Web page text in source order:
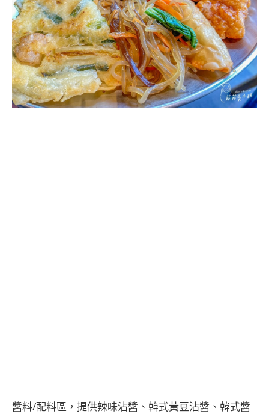
醬料/配料區，提供辣味沾醬、韓式黃豆沾醬、韓式醬